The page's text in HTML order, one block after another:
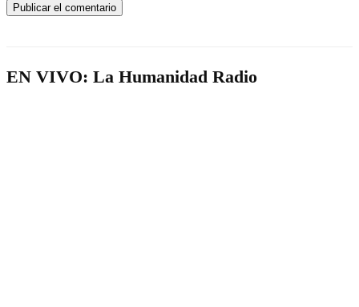
EN VIVO: La Humanidad Radio